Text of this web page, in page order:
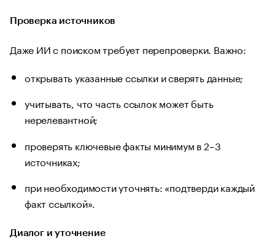
Проверка источников
Даже ИИ с поиском требует перепроверки. Важно:
открывать указанные ссылки и сверять данные;
учитывать, что часть ссылок может быть
нерелевантной;
проверять ключевые факты минимум в 2–3
источниках;
при необходимости уточнять: «подтверди каждый
факт ссылкой».
Диалог и уточнение